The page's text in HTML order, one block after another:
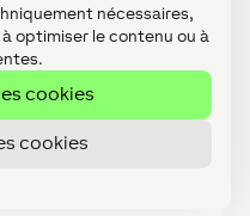
nécessaires,
optimiser le contenu ou à
cookies
cookies